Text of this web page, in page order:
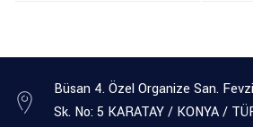
Büsan 4. Özel Organize San.
Sk. No: 5 KARATAY / KONYA /